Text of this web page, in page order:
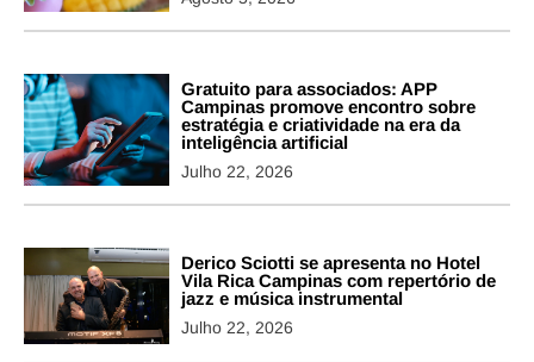
Gratuito para associados: APP
Campinas promove encontro sobre
estratégia e criatividade na era da
inteligência artificial
Julho 22, 2026
Derico Sciotti se apresenta no Hotel
Vila Rica Campinas com repertório de
jazz e música instrumental
Julho 22, 2026